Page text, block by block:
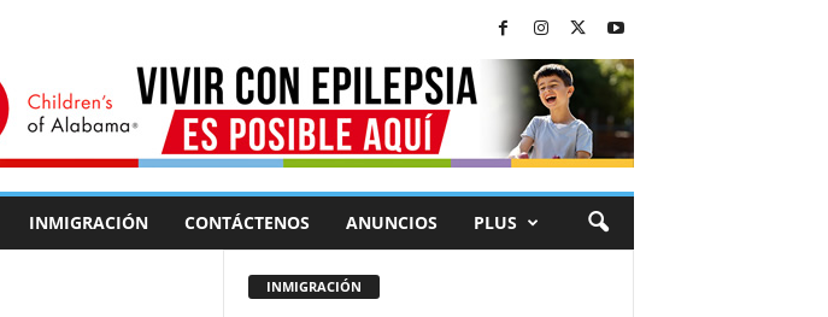
INMIGRACIÓN CONTÁCTENOS ANUNCIOS PLUS
INMIGRACIÓN